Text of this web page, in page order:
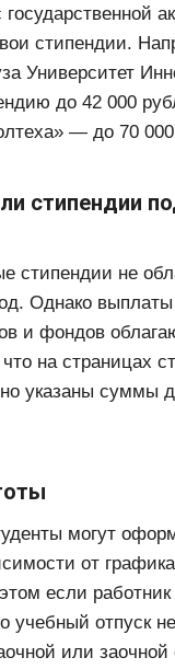
стипендии.
Университет
до 42 000
— до 70
стипендии
стипендии не
Однако
и фондов
на страницах
указаны суммы
могут
от
если работник
учебный отпуск
или